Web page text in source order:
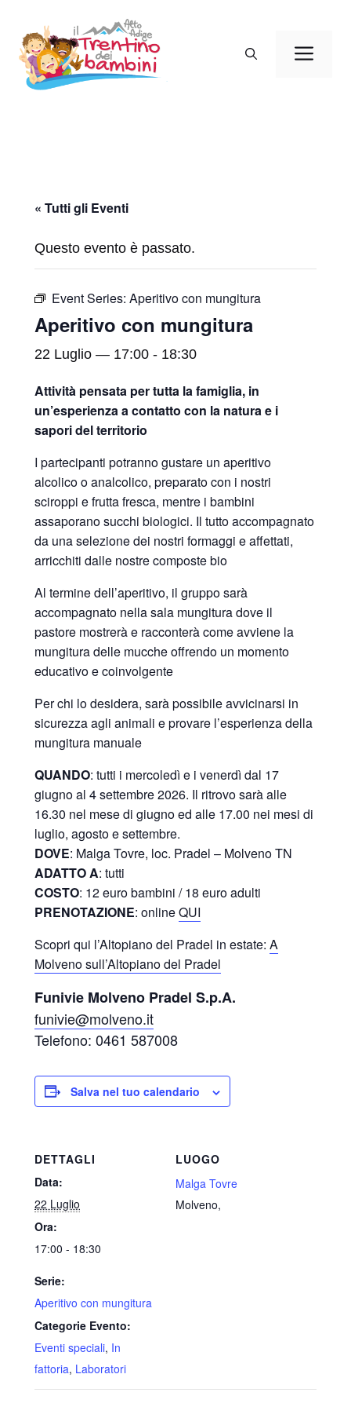
contenuto
« Tutti gli Eventi
Questo evento è passato.
Event Series: Aperitivo con mungitura
Aperitivo con mungitura
22 Luglio — 17:00 - 18:30
Attività pensata per tutta la famiglia, in
un’esperienza a contatto con la natura e i
sapori del territorio
I partecipanti potranno gustare un aperitivo
alcolico o analcolico, preparato con i nostri
sciroppi e frutta fresca, mentre i bambini
assaporano succhi biologici. Il tutto accompagnato
da una selezione dei nostri formaggi e affettati,
arricchiti dalle nostre composte bio
Al termine dell’aperitivo, il gruppo sarà
accompagnato nella sala mungitura dove il
pastore mostrerà e racconterà come avviene la
mungitura delle mucche offrendo un momento
educativo e coinvolgente
Per chi lo desidera, sarà possibile avvicinarsi in
sicurezza agli animali e provare l’esperienza della
mungitura manuale
QUANDO: tutti i mercoledì e i venerdì dal 17
giugno al 4 settembre 2026. Il ritrovo sarà alle
16.30 nel mese di giugno ed alle 17.00 nei mesi di
luglio, agosto e settembre.
DOVE: Malga Tovre, loc. Pradel – Molveno TN
ADATTO A: tutti
COSTO: 12 euro bambini / 18 euro adulti
PRENOTAZIONE: onlineQUI
Scopri qui l’Altopiano del Pradel in estate: A
Molveno sull’Altopiano del Pradel
Funivie Molveno Pradel S.p.A.
funivie@molveno.it
Telefono: 0461 587008
Salva nel tuo calendario
DETTAGLI
Data:
22 Luglio
Ora:
17:00 - 18:30
Serie:
Aperitivo con mungitura
Categorie Evento:
Eventi speciali, In
fattoria, Laboratori
LUOGO
Malga Tovre
Molveno,